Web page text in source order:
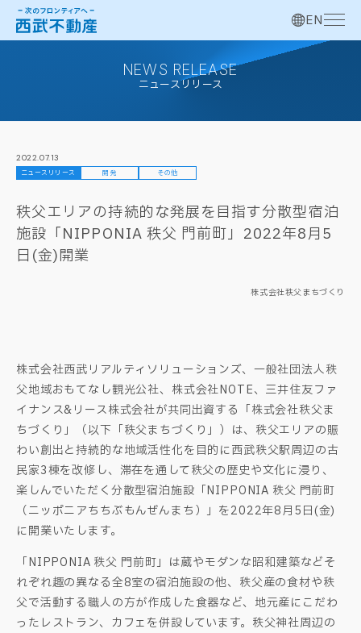
EN
NEWS RELEASE
ニュースリリース
2022.07.13
ニュースリリース 開発 その他
秩父エリアの持続的な発展を目指す分散型宿泊
施設「NIPPONIA 秩父 門前町」2022年8月5
日(金)開業
株式会社秩父まちづくり
株式会社西武リアルティソリューションズ、一般社団法人秩
父地域おもてなし観光公社、株式会社NOTE、三井住友ファ
イナンス&リース株式会社が共同出資する「株式会社秩父ま
ちづくり」（以下「秩父まちづくり」）は、秩父エリアの賑
わい創出と持続的な地域活性化を目的に西武秩父駅周辺の古
民家3棟を改修し、滞在を通して秩父の歴史や文化に浸り、
楽しんでいただく分散型宿泊施設「NIPPONIA 秩父 門前町
（ニッポニアちちぶもんぜんまち）」を2022年8月5日(金)
に開業いたします。
「NIPPONIA 秩父 門前町」は蔵やモダンな昭和建築などそ
れぞれ趣の異なる全8室の宿泊施設の他、秩父産の食材や秩
父で活動する職人の方が作成した食器など、地元産にこだわ
ったレストラン、カフェを併設しています。秩父神社周辺の